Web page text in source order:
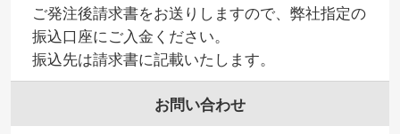
ご発注後請求書をお送りしますので、弊社指定の
振込口座にご入金ください。
振込先は請求書に記載いたします。
お問い合わせ